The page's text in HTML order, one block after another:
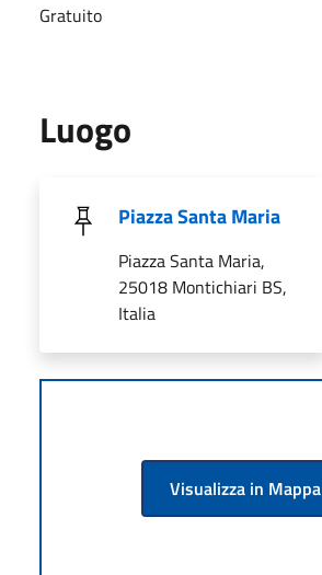
Gratuito
Luogo
Piazza Santa Maria
Piazza Santa Maria,
25018 Montichiari BS,
Italia
Visualizza in Mappa